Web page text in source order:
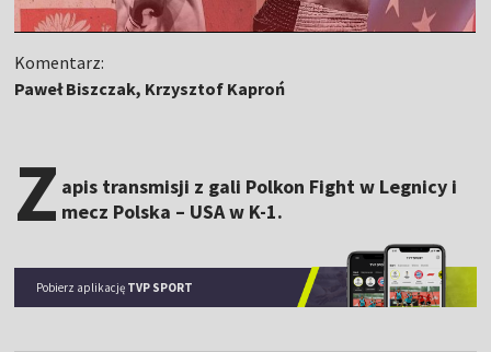
Komentarz:
Paweł Biszczak, Krzysztof Kaproń
Z apis transmisji z gali Polkon Fight w Legnicy i
mecz Polska – USA w K-1.
Pobierz aplikację TVP SPORT